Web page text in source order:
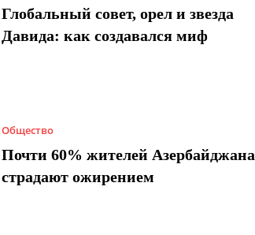
Глобальный совет, орел и звезда
Давида: как создавался миф
Общество
Почти 60% жителей Азербайджана
страдают ожирением